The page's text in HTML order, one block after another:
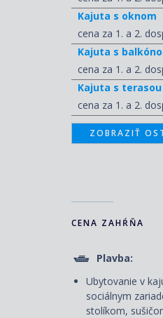
Kajuta s oknom
cena za 1. a 2.
Kajuta s
cena za 1. a 2.
Kajuta s terasou
cena za 1. a 2.
ZOBRAZIŤ
CENA ZAHŔŇA
Plavba:
Ubytovanie v
sociálnym
stolíkom,